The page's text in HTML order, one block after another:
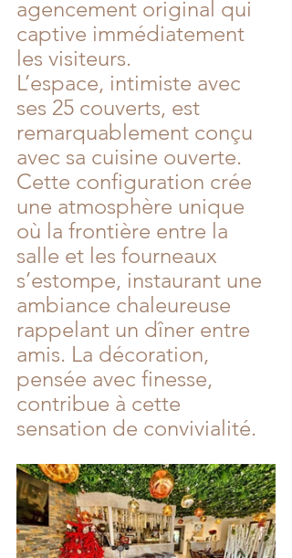
agencement original qui
captive immédiatement
les visiteurs.
L’espace, intimiste avec
ses 25 couverts, est
remarquablement conçu
avec sa cuisine ouverte.
Cette configuration crée
une atmosphère unique
où la frontière entre la
salle et les fourneaux
s’estompe, instaurant une
ambiance chaleureuse
rappelant un dîner entre
amis. La décoration,
pensée avec finesse,
contribue à cette
sensation de convivialité.